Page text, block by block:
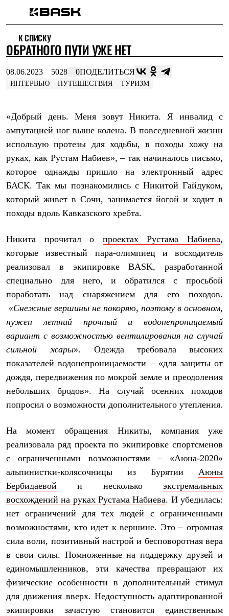
Интернет-магазин
Мужская одежда
Утепленная пухом
Куртки
Брюки
Жилеты
Куртки
Штормовая одежда
Куртки
Брюки
Софтшелл одежда
Куртки
Брюки
Флисовая одежда
Куртки
Брюки
Теплое термобелье
Среднее термобелье
Лёгкая одежда
Футболки
Рубашки
Толстовки
Брюки
Шорты
Женская одежда
Утепленная пухом
Куртки
Жилеты
Утепленная синтетикой
Куртки
Штормовая одежда
Софтшелл одежда
Куртки
Брюки
Лёгкая одежда
Рубашки
Футболки
Толстовки
Термобелье
Теплое термобелье
Легкое термобелье
Флисовая одежда
Куртки
Детская одежда
Утепленная пухом
Куртки
Брюки
К СПИСКУ
ОБРАТНОГО ПУТИ УЖЕ НЕТ
08.06.2023 5028 0ПОДЕЛИТЬСЯ
ИНТЕРВЬЮ ПУТЕШЕСТВИЯ ТУРИЗМ
«Добрый день. Меня зовут Никита. Я инвалид с
ампутацией ног выше колена. В повседневной жизни
использую протезы для ходьбы, в походы хожу на
руках, как Рустам Набиев», – так начиналось письмо,
которое однажды пришло на электронный адрес
БАСК. Так мы познакомились с Никитой Гайдуком,
который живет в Сочи, занимается йогой и ходит в
походы вдоль Кавказского хребта.
Никита прочитал о проектах Рустама Набиева,
которые известный пара-олимпиец и восходитель
реализовал в экипировке BASK, разработанной
специально для него, и обратился с просьбой
поработать над снаряжением для его походов.
«Снежные вершины не покоряю, поэтому в основном,
нужен летний прочный и водонепроницаемый
вариант с возможностью вентилирования на случай
сильной жары». Одежда требовала высоких
показателей водонепроницаемости – «для защиты от
дождя, передвижения по мокрой земле и преодоления
небольших бродов». На случай осенних походов
попросил о возможности дополнительного утепления.
На момент обращения Никиты, компания уже
реализовала ряд проекта по экипировке спортсменов
с ограниченными возможностями – «Аюна-2020»
альпинистки-колясочницы из Бурятии Аюны
Бербидаевой и несколько экстремальных
восхождений на руках Рустама Набиева. И убедилась:
нет ограничений для тех людей с ограниченными
возможностями, кто идет к вершине. Это – огромная
сила воли, позитивный настрой и бесповоротная вера
в свои силы. Помноженные на поддержку друзей и
единомышленников, эти качества превращают их
физические особенности в дополнительный стимул
для движения вверх. Недоступность адаптированной
экипировки зачастую становится единственным